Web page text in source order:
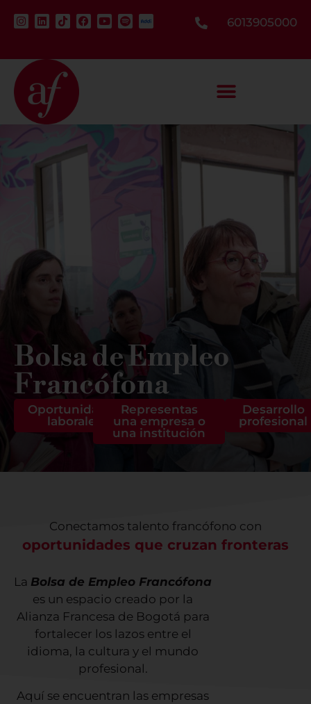
6013905000
Bolsa de Empleo
Francófona
Oportunidades
laborales
Representas
una empresa o
una institución
Desarrollo
profesional
Conectamos talento francófono con
oportunidades que cruzan fronteras
La Bolsa de Empleo Francófona
es un espacio creado por la
Alianza Francesa de Bogotá para
fortalecer los lazos entre el
idioma, la cultura y el mundo
profesional.
Aquí se encuentran las empresas